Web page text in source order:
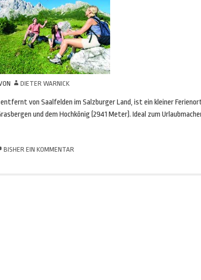
DIETER WARNICK
von Saalfelden im Salzburger Land, ist ein kleiner
und dem Hochkönig (2941 Meter). Ideal zum
BISHER EIN KOMMENTAR